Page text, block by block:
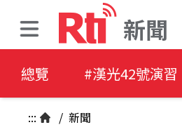
新聞
總覽 #漢光42號演習
::: / 新聞